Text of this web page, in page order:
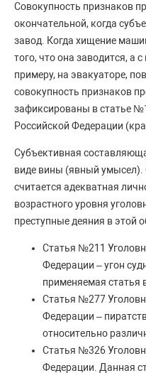
Совокупность признаков
окончательной, когда
завод. Когда хищение
того, что она заводится, а
примеру, на эвакуаторе,
совокупность признаков
зафиксированы в статье
Российской Федерации
Субъективная
виде вины (явный
считается адекватная
возрастного уровня
преступные деяния в этой
Статья №211
Федерации – угон
применяемая статья
Статья №277
Федерации –
относительно
Статья №326
Федерации. Данная